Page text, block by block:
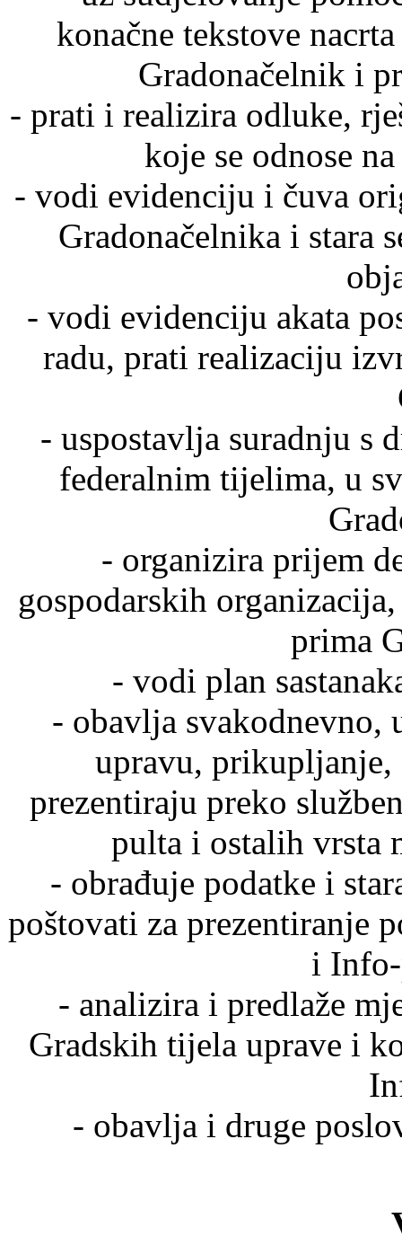
konačne tekstove
Gradonačelnik i
- prati i realizira odluke,
koje se odnose
- vodi evidenciju i čuva
Gradonačelnika i stara
- vodi evidenciju akata
radu, prati realizaciju
- uspostavlja suradnju s
federalnim tijelima, u
- organizira prijem
gospodarskih
prima
- vodi plan
- obavlja svakodnevno,
upravu, prikupljanje,
prezentiraju preko
pulta i ostalih vrsta
- obrađuje podatke i
poštovati za prezentiranje
i
- analizira i predlaže
Gradskih tijela uprave i
- obavlja i druge